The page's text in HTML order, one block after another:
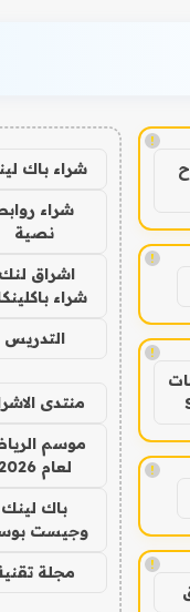
!
!
!
!
!
شراء باك
شراء
نصية
اشراق
شراء
التدريس
منتدى
موسم
لعام 2026
باك لينك
وجيست
مجلة